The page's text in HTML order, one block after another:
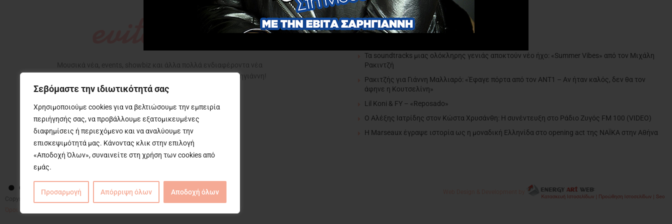
Σεβόμαστε την ιδιωτικότητά σας
Χρησιμοποιούμε cookies για να βελτιώσουμε την εμπειρία
περιήγησής σας, να προβάλλουμε εξατομικευμένες
διαφημίσεις ή περιεχόμενο και να αναλύουμε την
επισκεψιμότητά μας. Κάνοντας κλικ στην επιλογή
«Αποδοχή Όλων», συναινείτε στη χρήση των cookies από
εμάς.
Προσαρμογή Απόρριψη όλων Αποδοχή όλων
Μουσικά νέα, events, showbiz και άλλα πολλά ενδιαφέροντα νέα
που αφορούν την ζωή μας, με την υπογραφή της Εβίτα Σαρηγιάννη!
editor pick
Τα soundtracks μιας ολόκληρης γενιάς αποκτούν νέο ήχο: «Summer Vibes» από τον Μιχάλη
Ρακιντζή
Ρακιτζής για Γιάννη Μαλλιαρό: «Έφαγε πόρτα από τον ΑΝΤ1 – Αν ήταν καλός, δεν θα τον
άφηνε η Κουτσελίνη»
Lil Koni & FY – «Reposado»
Ο Αλέξης Ιατρίδης στον Κώστα Χρυσάνθη: Η συνέντευξη στο Ράδιο Ζυγός FM 100 (VIDEO)
H Marseaux έγραψε ιστορία ως η μοναδική Ελληνίδα στο opening act της NAÏKA στην Αθήνα
….
Copyright © 2025 Evita News. All Rights Reserved.
Όροι Χρήσης